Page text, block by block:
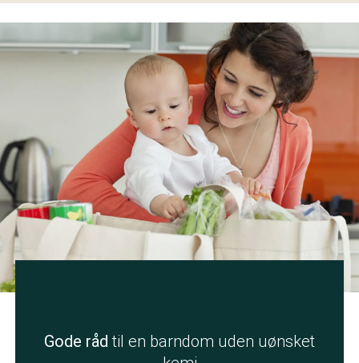
Gode rådtil en barndom uden uønsket